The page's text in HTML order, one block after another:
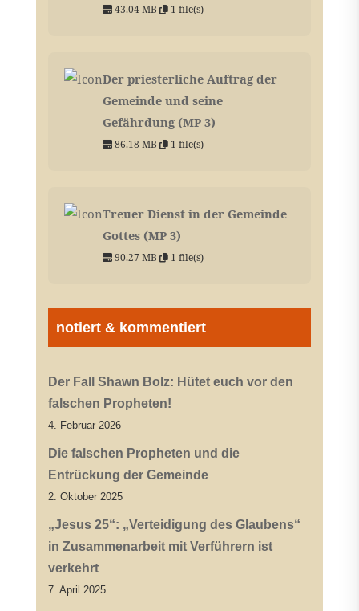
43.04 MB 1 file(s)
Der priesterliche Auftrag der
Gemeinde und seine
Gefährdung (MP 3)
86.18 MB 1 file(s)
Treuer Dienst in der Gemeinde
Gottes (MP 3)
90.27 MB 1 file(s)
notiert & kommentiert
Der Fall Shawn Bolz: Hütet euch vor den
falschen Propheten!
4. Februar 2026
Die falschen Propheten und die
Entrückung der Gemeinde
2. Oktober 2025
„Jesus 25“: „Verteidigung des Glaubens“
in Zusammenarbeit mit Verführern ist
verkehrt
7. April 2025